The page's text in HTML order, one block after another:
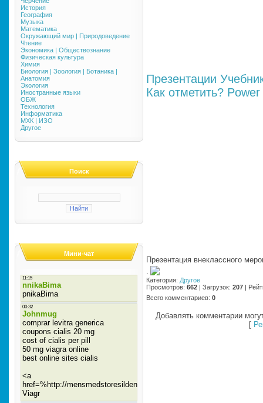
История
География
Музыка
Математика
Окружающий мир | Природоведение
Чтение
Экономика | Обществознание
Физическая культура
Химия
Биология | Зоология | Ботаника |
Анатомия
Экология
Иностранные языки
ОБЖ
Технология
Информатика
МХК | ИЗО
Другое
Поиск
Мини-чат
Презентации
Как отметить?
Презентация внеклассного
·
Категория: Другое
Просмотров: 662 | Загрузок: 207 |
Всего комментариев: 0
Добавлять комментарии
[